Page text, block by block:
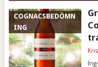
COGNACSBEDÖMN
ING